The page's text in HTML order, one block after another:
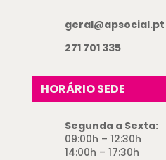
geral@apsocial.pt
271 701 335
HORÁRIO SEDE
Segunda a Sexta:
09:00h – 12:30h
14:00h – 17:30h